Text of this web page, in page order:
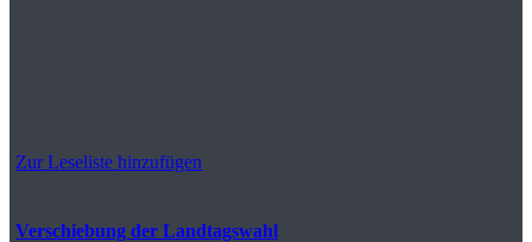
Zur Leseliste hinzufügen
Verschiebung der Landtagswahl